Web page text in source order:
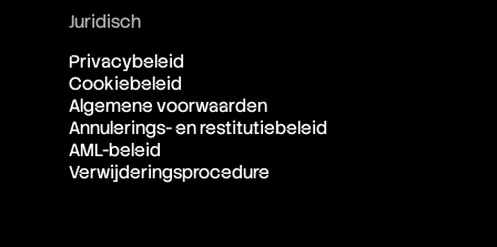
Juridisch
Privacybeleid
Cookiebeleid
Algemene voorwaarden
Annulerings- en restitutiebeleid
AML-beleid
Verwijderingsprocedure